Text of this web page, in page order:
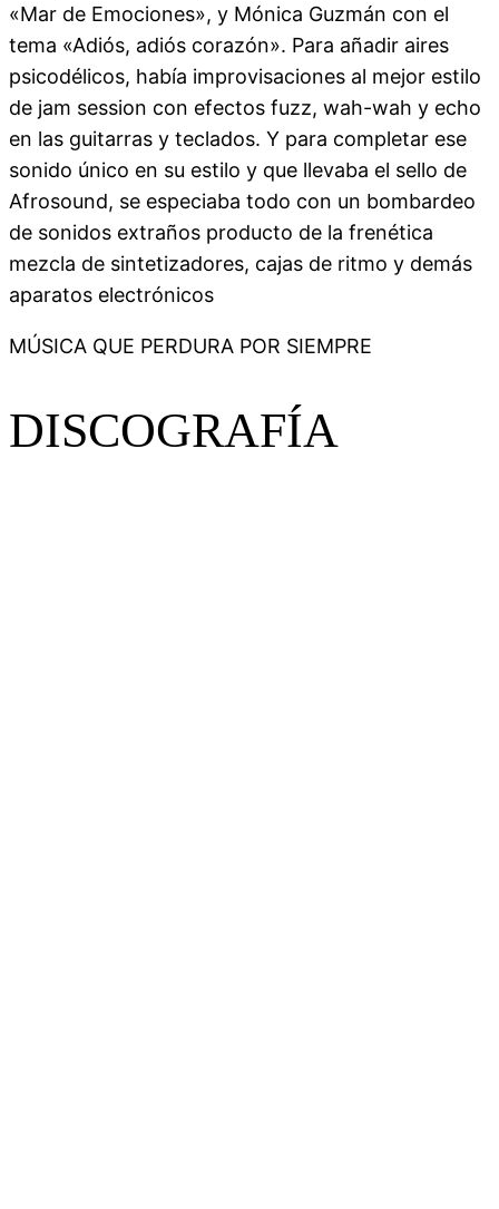
«Mar de Emociones», y Mónica Guzmán con el
tema «Adiós, adiós corazón». Para añadir aires
psicodélicos, había improvisaciones al mejor estilo
de jam session con efectos fuzz, wah-wah y echo
en las guitarras y teclados. Y para completar ese
sonido único en su estilo y que llevaba el sello de
Afrosound, se especiaba todo con un bombardeo
de sonidos extraños producto de la frenética
mezcla de sintetizadores, cajas de ritmo y demás
aparatos electrónicos
MÚSICA QUE PERDURA POR SIEMPRE
DISCOGRAFÍA